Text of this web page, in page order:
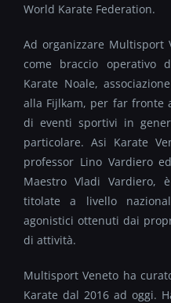
World Karate Federation.
Ad organizzare Multisport
come braccio operativo
Karate Noale,
alla Fijlkam, per far fronte
di eventi sportivi in
particolare. Asi Karate
professor Lino Vardiero
Maestro Vladi Vardiero,
titolate a livello
agonistici ottenuti dai
di attività.
Multisport Veneto ha
Karate dal 2016 ad oggi.